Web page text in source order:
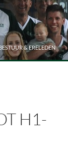
& ERELEDEN
H1-